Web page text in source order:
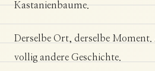
Kastanienbaume.
Derselbe Ort, derselbe
vollig andere Geschichte.